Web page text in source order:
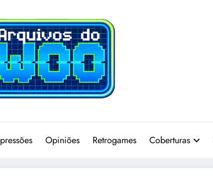
Opiniões Retrogames Coberturas